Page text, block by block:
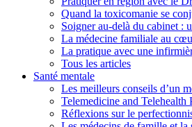
Quand la toxicomanie se
Soigner au-delà du cabinet :
La médecine familiale au
La pratique avec une
Tous les articles
Santé mentale
Les meilleurs conseils d’un
Telemedicine and
Réflexions sur le